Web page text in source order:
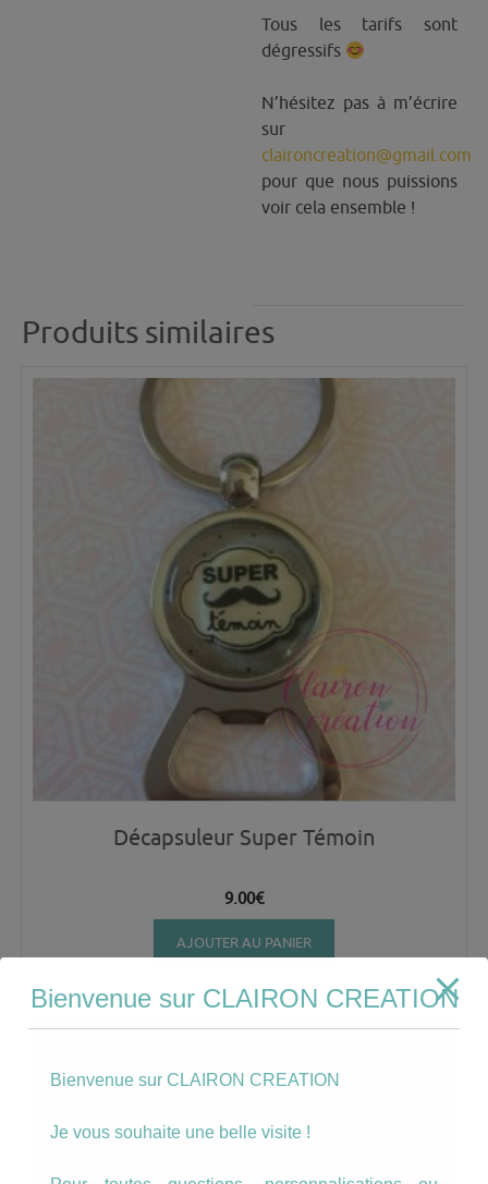
Tous les tarifs sont
dégressifs
N’hésitez pas à m’écrire
sur
claironcreation@gmail.com
pour que nous puissions
voir cela ensemble !
Produits similaires
Décapsuleur Super Témoin
9.00€
AJOUTER AU PANIER
Bienvenue sur CLAIRON CREATION
Bienvenue sur CLAIRON CREATION
Je vous souhaite une belle visite !